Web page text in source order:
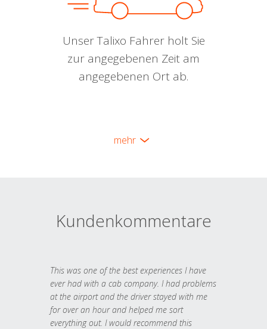
Unser Talixo Fahrer holt Sie
zur angegebenen Zeit am
angegebenen Ort ab.
mehr
Kundenkommentare
This was one of the best experiences I have
ever had with a cab company. I had problems
at the airport and the driver stayed with me
for over an hour and helped me sort
everything out. I would recommend this